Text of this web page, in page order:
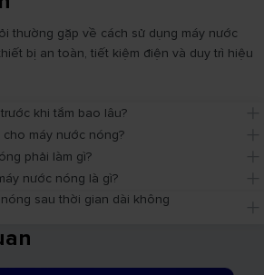
thường gặp về cách sử dụng máy nước
bị an toàn, tiết kiệm điện và duy trì hiệu
khi tắm bao lâu?
máy nước nóng?
phải làm gì?
nước nóng là gì?
sau thời gian dài không